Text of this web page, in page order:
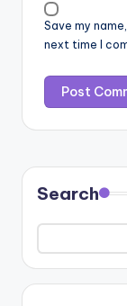
Save my
next time I
Search